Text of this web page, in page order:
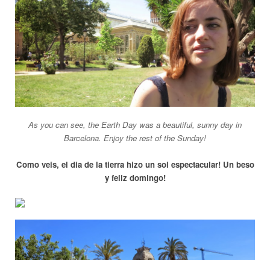
As you can see, the Earth Day was a beautiful, sunny day in
Barcelona. Enjoy the rest of the Sunday!
Como veis, el dia de la tierra hizo un sol espectacular! Un beso
y feliz domingo!